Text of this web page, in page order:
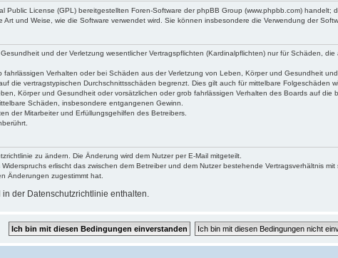
License (GPL) bereitgestellten Foren-Software der phpBB Group (www.phpbb.com)
und Weise, wie die Software verwendet wird. Sie können insbesondere die Verwendung der
und der Verletzung wesentlicher Vertragspflichten (Kardinalpflichten) nur für Schäden,
Verhalten oder bei Schäden aus der Verletzung von Leben, Körper und Gesundheit
die vertragstypischen Durchschnittsschäden begrenzt. Dies gilt auch für mittelbare Folgeschäden
Körper und Gesundheit oder vorsätzlichen oder grob fahrlässigen Verhalten des Boards auf
Schäden, insbesondere entgangenen Gewinn.
der Mitarbeiter und Erfüllungsgehilfen des Betreibers.
zu ändern. Die Änderung wird dem Nutzer per E-Mail mitgeteilt.
erlischt das zwischen dem Betreiber und dem Nutzer bestehende Vertragsverhältnis mit
Änderungen zugestimmt hat.
der Datenschutzrichtlinie enthalten.